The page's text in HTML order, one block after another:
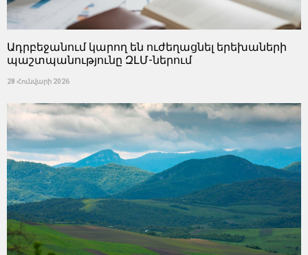
Ադրբեջանում կարող են ուժեղացնել երեխաների
պաշտպանությունը ԶԼՄ-ներում
28 Հունվարի 2026